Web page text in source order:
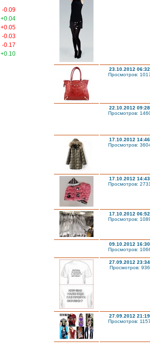
-0.09
+0.04
+0.05
-0.03
-0.17
+0.10
23.10.2012 06:32
Просмотров:
22.10.2012 09:28
Просмотров:
17.10.2012 14:46
Просмотров:
17.10.2012 14:43
Просмотров:
17.10.2012 06:52
Просмотров:
09.10.2012 16:30
Просмотров:
27.09.2012 23:34
Просмотров: 936
27.09.2012 21:19
Просмотров: